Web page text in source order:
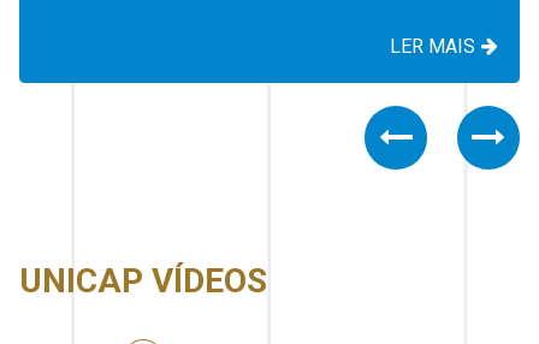
LER MAIS
Previous
UNICAP VÍDEOS